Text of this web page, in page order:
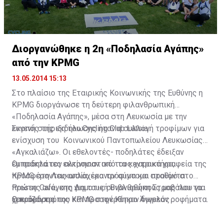
Διοργανώθηκε η 2η «Ποδηλασία Αγάπης»
από την KPMG
13.05.2014 15:13
Στο πλαίσιο της Εταιρικής Κοινωνικής της Ευθύνης η
KPMG διοργάνωσε τη δεύτερη φιλανθρωπική
«Ποδηλασία Αγάπης», μέσα στη Λευκωσία με την
ευγενή στήριξη του Cycling Club Latsia.
Σκοπός της εκδήλωσης ήταν η συλλογή τροφίμων για
ενίσχυση του Κοινωνικού Παντοπωλείου Λευκωσίας
«Αγκαλιάζω». Οι εθελοντές- ποδηλάτες έδειξαν
έμπρακτα τον αλτρουιστικό τους χαρακτήρα,
προσφέροντας απλόχερα τρόφιμα και προϊόντα
πρώτης ανάγκης για τους συνανθρώπους μας που τα
χρειάζονται.
Οι ποδηλάτες εκκίνησαν από τα κεντρικά γραφεία της
KPMG στη Λευκωσία, έκαναν σύντομο σταθμό στο
Presse Cafe, στη Δημοτική Βιβλιοθήκη Στροβόλου για
ξεκούραση όπου και προσφέρθηκαν δωρεάν ροφήματα.
Ο πρόεδρος της KPMG στην Κύπρο Άγγελος